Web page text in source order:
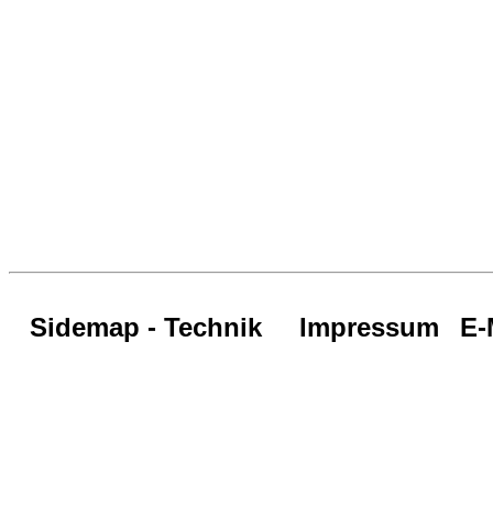
Sidemap - Technik Impressum